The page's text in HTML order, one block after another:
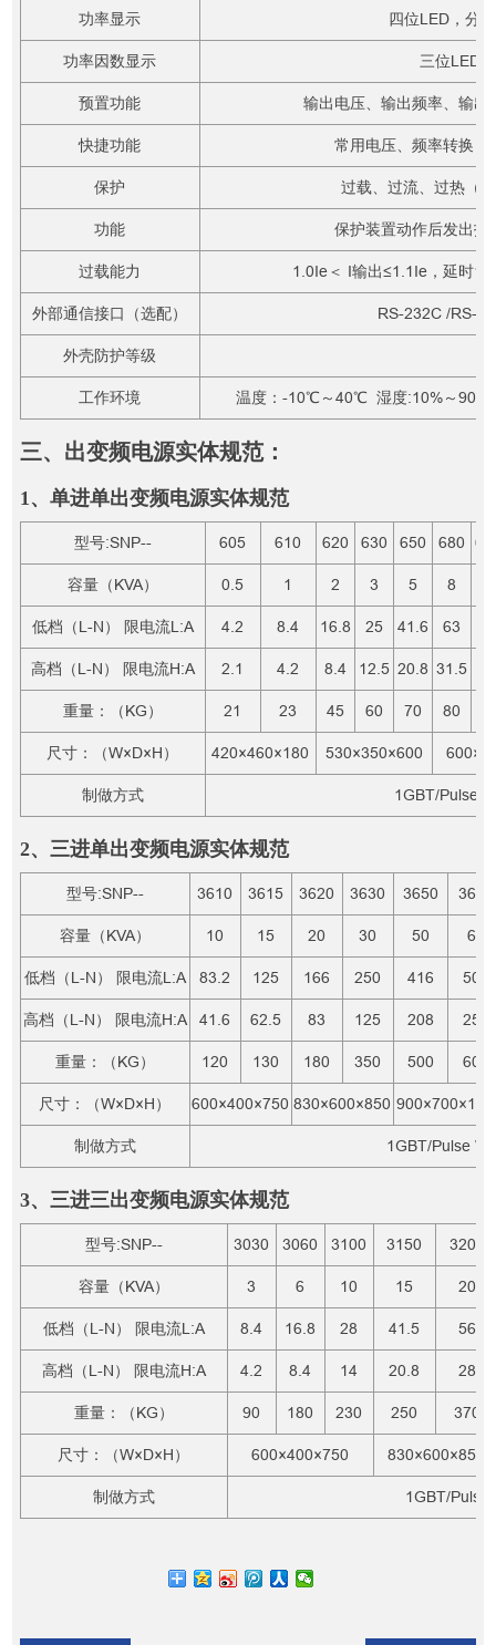
功率显示 四位LED，分
功率因数显示 三位LED
预置功能 输出电压、输出频率、输
快捷功能 常用电压、频率转换，
保护 过载、过流、过热（
功能 保护装置动作后发出报
过载能力 1.0Ie＜ I输出≤1.1Ie，延时
外部通信接口（选配） RS-232C /RS-
外壳防护等级
工作环境 温度：-10℃～40℃ 湿度:10%～90%
三、出变频电源实体规范：
1、单进单出变频电源实体规范
型号:SNP-- 605 610 620 630 650 680
容量（KVA） 0.5 1 2 3 5 8
低档（L-N） 限电流L:A 4.2 8.4 16.8 25 41.6 63
高档（L-N） 限电流H:A 2.1 4.2 8.4 12.5 20.8 31.5
重量：（KG） 21 23 45 60 70 80
尺寸：（W×D×H） 420×460×180 530×350×600
制做方式 1GBT/Pulse
2、三进单出变频电源实体规范
型号:SNP-- 3610 3615 3620 3630 3650 3660
容量（KVA） 10 15 20 30 50 60
低档（L-N） 限电流L:A 83.2 125 166 250 416 500
高档（L-N） 限电流H:A 41.6 62.5 83 125 208 250
重量：（KG） 120 130 180 350 500 600
尺寸：（W×D×H） 600×400×750 830×600×850
制做方式 1GBT/Pulse
3、三进三出变频电源实体规范
型号:SNP-- 3030 3060 3100 3150 3200
容量（KVA） 3 6 10 15 20
低档（L-N） 限电流L:A 8.4 16.8 28 41.5 56
高档（L-N） 限电流H:A 4.2 8.4 14 20.8 28
重量：（KG） 90 180 230 250 370
尺寸：（W×D×H） 600×400×750 830×600×850
制做方式 1GBT/Pulse